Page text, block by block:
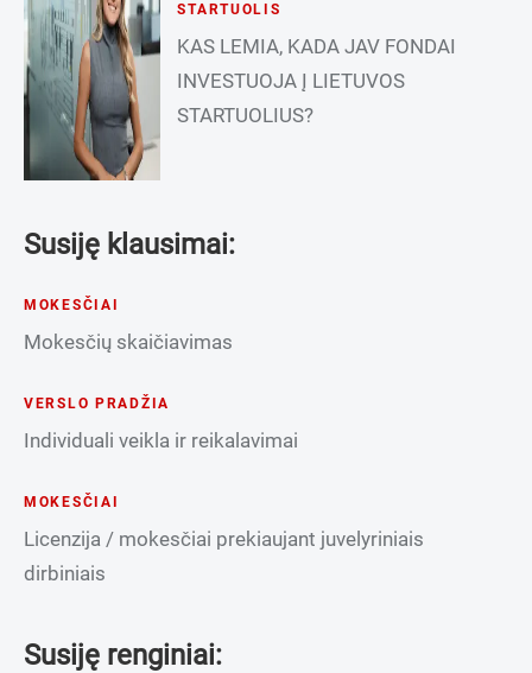
STARTUOLIS
KAS LEMIA, KADA JAV FONDAI
INVESTUOJA Į LIETUVOS
STARTUOLIUS?
Susiję klausimai:
MOKESČIAI
Mokesčių skaičiavimas
VERSLO PRADŽIA
Individuali veikla ir reikalavimai
MOKESČIAI
Licenzija / mokesčiai prekiaujant juvelyriniais
dirbiniais
Susiję renginiai: